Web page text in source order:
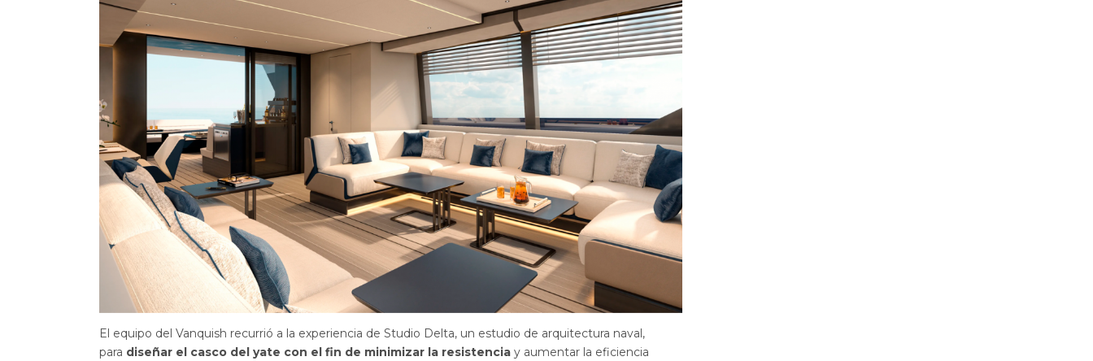
El equipo del Vanquish recurrió a la experiencia de Studio Delta, un estudio de arquitectura naval,
para diseñar el casco del yate con el fin de minimizar la resistencia y aumentar la eficiencia